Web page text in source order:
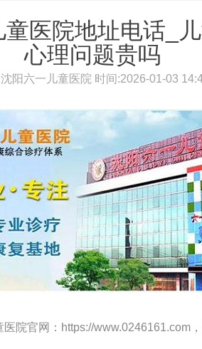
医院地址电话_
心理问题贵吗
阳六一儿童医院 时间:2026-01-03
院官网：https://www.0246161.com